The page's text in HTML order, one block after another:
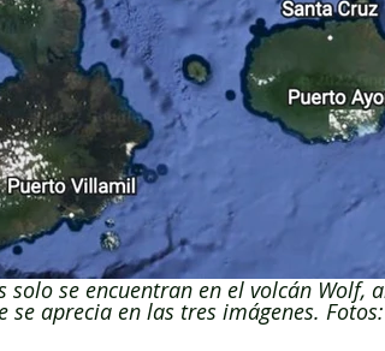
solo se encuentran en el volcán Wolf,
se aprecia en las tres imágenes.